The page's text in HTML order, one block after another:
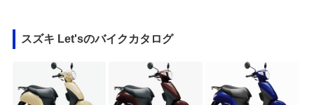
スズキ Let'sのバイクカタログ